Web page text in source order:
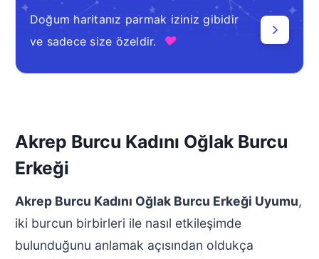
Doğum haritanız parmak iziniz gibidir
ve sadece size özeldir.
♥
Akrep Burcu Kadını Oğlak Burcu
Erkeği
Akrep Burcu Kadını Oğlak Burcu Erkeği Uyumu,
iki burcun birbirleri ile nasıl etkileşimde
bulunduğunu anlamak açısından oldukça